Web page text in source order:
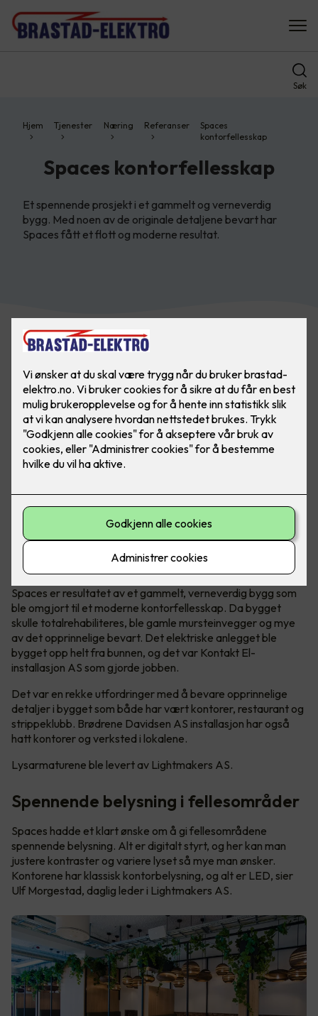
Søk
Hjem Tjenester Næring Referanser
Spaces
kontorfellesskap
Spaces kontorfellesskap
Et spennende prosjekt i et gammelt og verneverdig
bygg. Med noen av de originale detaljene bevart har
Spaces fått et flott og moderne resultat.
Verneverdig bygg omgjort til
kontorfellesskap
Spaces er resultatet av et gammelt, verneverdig bygg som
ble omgjort til et moderne kontorfellesskap. Da bygget
skulle totalrehabiliteres, ble gamle mursteinvegger og mye
av det opprinnelige bevart. Det elektriske anlegget ble
bygget opp helt fra bunnen, og det var Kontakt El-
installasjon AS som gjorde jobben.
Det var en rekke utfordringer med å bevare opprinnelige
detaljer i bygget som både har vært kontorer, restaurant og
strippeklubb. Brødrene Davidsen AS installasjon har også
hatt kontorer og verksted i lokalene.
Lysarmaturene ble levert av Lightmakers AS.
Spennende belysning i fellesområder
Spaces hadde et klart ønske om å gi fellesområdene
spennende belysning. Alt er digitalt styrt, og her kan man
justere kontraster og variere lyset så mye man ønsker.
Kontorene har klassisk kontorbelysning, og alt er LED, sier
Ulf Morgestad, daglig leder i Lightmakers AS.